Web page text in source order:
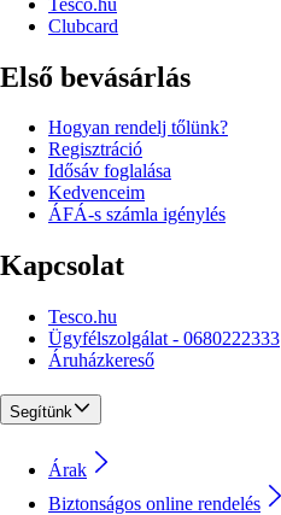
Clubcard
Első bevásárlás
Hogyan rendelj tőlünk?
Regisztráció
Idősáv foglalása
Kedvenceim
ÁFÁ-s számla igénylés
Kapcsolat
Tesco.hu
Ügyfélszolgálat - 0680222333
Áruházkereső
Segítünk
Árak
Biztonságos online rendelés